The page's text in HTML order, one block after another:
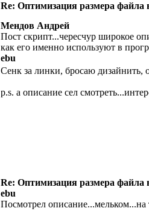
Re: Оптимизация размера файла
Мендов Андрей
Пост скрипт...чересчур широкое
как его именно используют в
ebu
Сенк за линки, бросаю дизайнить,
p.s. а описание сел
Re: Оптимизация размера файла
ebu
Посмотрел описание...мельком...на